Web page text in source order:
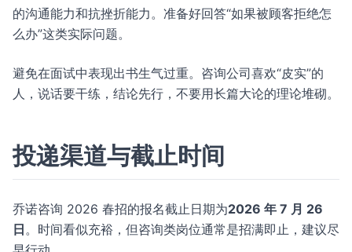
的沟通能力和抗挫折能力。准备好回答“如果被顾客拒绝怎
么办”这类实际问题。
避免在面试中表现出书生气过重。咨询公司喜欢“皮实”的
人，说话要干练，结论先行，不要用长篇大论的理论堆砌。
投递渠道与截止时间
乔诺咨询 2026 春招的报名截止日期为2026 年 7 月 26
日。时间看似充裕，但咨询类岗位通常是招满即止，建议尽